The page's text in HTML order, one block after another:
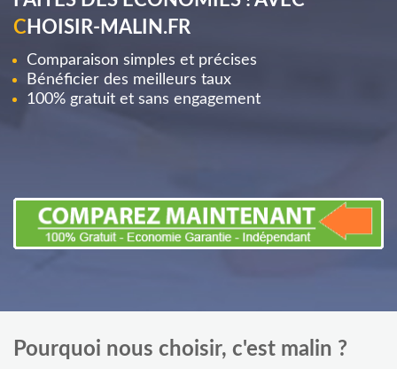
C HOISIR-MALIN.FR
Comparaison simples et précises
Bénéficier des meilleurs taux
100% gratuit et sans engagement
Pourquoi nous choisir, c'est malin ?